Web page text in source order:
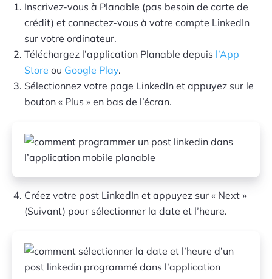
Inscrivez-vous à Planable (pas besoin de carte de
crédit) et connectez-vous à votre compte LinkedIn
sur votre ordinateur.
Téléchargez l’application Planable depuis l’App
Store ou Google Play.
Sélectionnez votre page LinkedIn et appuyez sur le
bouton « Plus » en bas de l’écran.
Créez votre post LinkedIn et appuyez sur « Next »
(Suivant) pour sélectionner la date et l’heure.